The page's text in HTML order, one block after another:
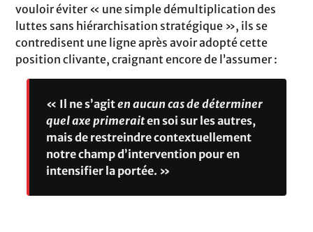
vouloir éviter « une simple démultiplication des
luttes sans hiérarchisation stratégique », ils se
contredisent une ligne après avoir adopté cette
position clivante, craignant encore de l’assumer :
« Il ne s’agiten aucun cas de déterminer
quel axe primeraiten soi sur les autres,
mais de restreindre contextuellement
notre champ d’intervention pour en
intensifier la portée. »